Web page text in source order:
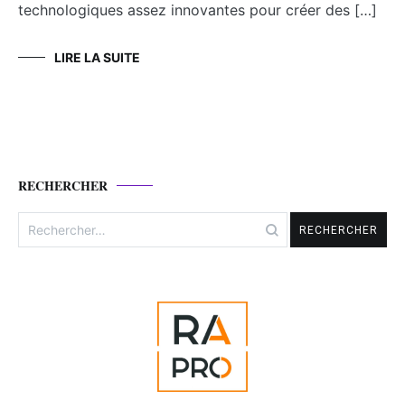
technologiques assez innovantes pour créer des […]
LIRE LA SUITE
RECHERCHER